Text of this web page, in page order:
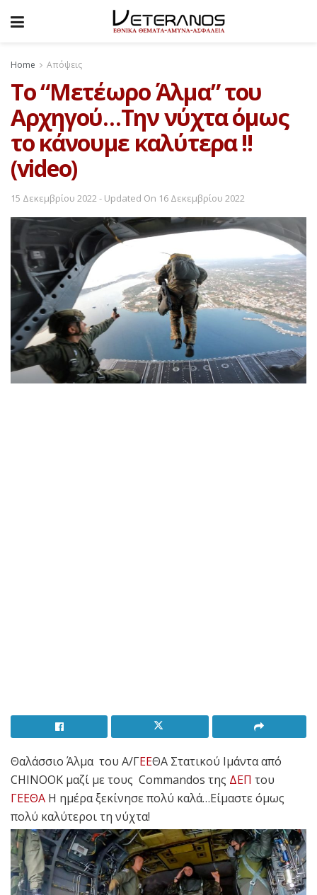
Home Απόψεις
Το “Μετέωρο Άλμα” του
Αρχηγού…Την νύχτα όμως
το κάνουμε καλύτερα !!
(video)
15 Δεκεμβρίου 2022 - Updated On 16 Δεκεμβρίου 2022
Θαλάσσιο Άλμα του Α/ΓΕΕΘΑ Στατικού Ιμάντα από
CHINOOK μαζί με τους Commandos της ΔΕΠ του
ΓΕΕΘΑ Η ημέρα ξεκίνησε πολύ καλά…Είμαστε όμως
πολύ καλύτεροι τη νύχτα!